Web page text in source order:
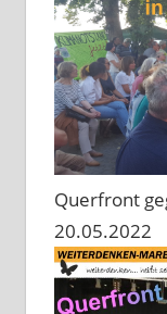
Querfront
20.05.2022